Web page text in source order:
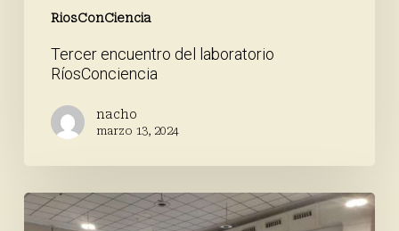
RiosConCiencia
Tercer encuentro del laboratorio
RíosConciencia
nacho
marzo 13, 2024
Avanza
el